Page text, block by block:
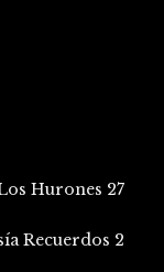
Hurones 27
Recuerdos 2